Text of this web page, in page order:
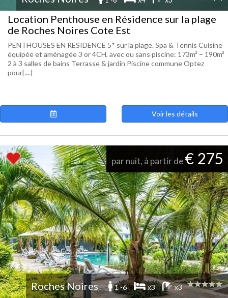
Location Penthouse en Résidence sur la plage
de Roches Noires Cote Est
PENTHOUSES EN RESIDENCE 5* sur la plage. Spa & Tennis Cuisine
équipée et aménagée 3 or 4CH, avec ou sans piscine: 173m² – 190m²
2 à 3 salles de bains Terrasse & jardin Piscine commune Optez
pour[....]
Voir les détails
par nuit, à partir de€ 275
Roches Noires 1 -6 x3 x3